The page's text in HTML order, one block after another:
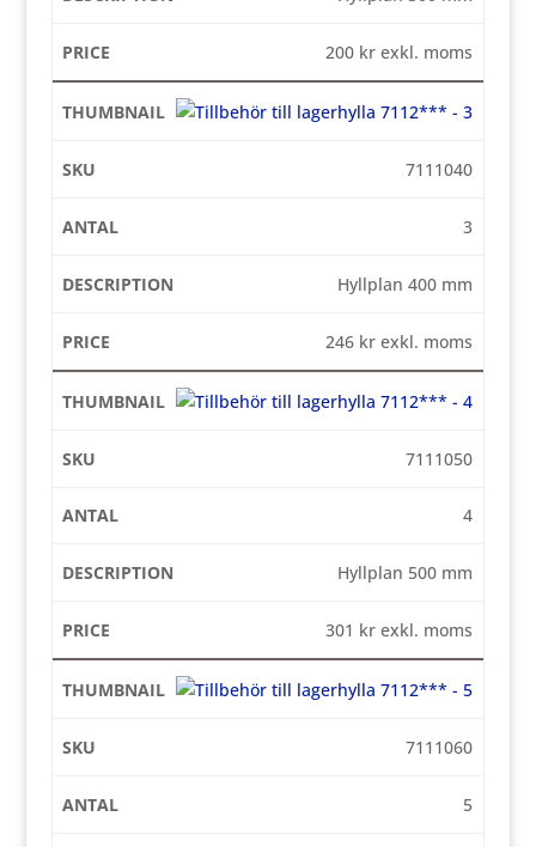
200 kr exkl. moms
7111040
3
Hyllplan 400 mm
246 kr exkl. moms
7111050
4
Hyllplan 500 mm
301 kr exkl. moms
7111060
5